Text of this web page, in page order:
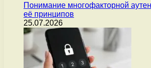
Понимание многофакторной
её принципов
25.07.2026